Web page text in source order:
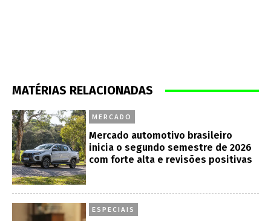
MATÉRIAS RELACIONADAS
MERCADO
Mercado automotivo brasileiro
inicia o segundo semestre de 2026
com forte alta e revisões positivas
ESPECIAIS